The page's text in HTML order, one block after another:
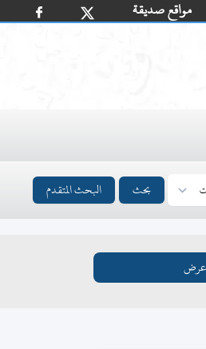
مواقع صديقة
بحث البحث المتقدم